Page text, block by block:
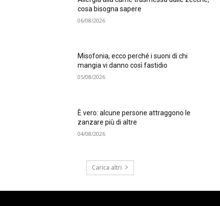
cosa bisogna sapere
06/08/2026
Misofonia, ecco perché i suoni di chi
mangia vi danno così fastidio
05/08/2026
È vero: alcune persone attraggono le
zanzare più di altre
04/08/2026
Carica altri